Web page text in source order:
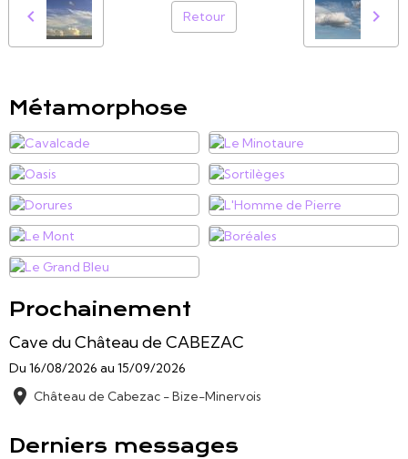
Retour
Métamorphose
Prochainement
Cave du Château de CABEZAC
Du 16/08/2026 au 15/09/2026
Château de Cabezac - Bize-Minervois
Derniers messages